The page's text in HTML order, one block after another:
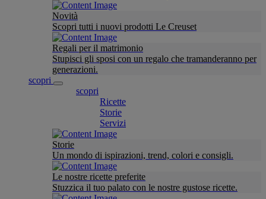
Novità
Scopri tutti i nuovi prodotti Le Creuset
Regali per il matrimonio
Stupisci gli sposi con un regalo che tramanderanno per
generazioni.
scopri
scopri
Ricette
Storie
Servizi
Storie
Un mondo di ispirazioni, trend, colori e consigli.
Le nostre ricette preferite
Stuzzica il tuo palato con le nostre gustose ricette.